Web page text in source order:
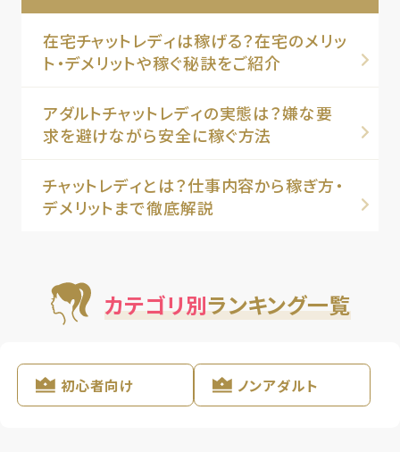
在宅チャットレディは稼げる？在宅のメリッ
ト・デメリットや稼ぐ秘訣をご紹介
アダルトチャットレディの実態は？嫌な要
求を避けながら安全に稼ぐ方法
チャットレディとは？仕事内容から稼ぎ方・
デメリットまで徹底解説
カテゴリ別ランキング一覧
初心者向け ノンアダルト